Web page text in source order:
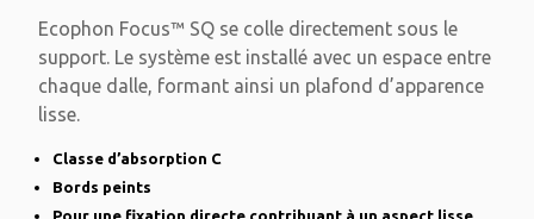
Ecophon Focus™ SQ se colle directement sous le
support. Le système est installé avec un espace entre
chaque dalle, formant ainsi un plafond d’apparence
lisse.
Classe d’absorption C
Bords peints